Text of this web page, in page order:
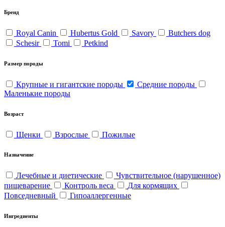
Бренд
Royal Canin Hubertus Gold Savory
Butchers dog
Schesir
Tomi Petkind
Размер породы
Крупные и гигантские породы
Средние породы
Маленькие породы
Возраст
Щенки Взрослые Пожилые
Назначение
Лечебные и диетические
Чувствительное (нарушенное)
пищеварение
Контроль веса
Для кормящих
Повседневный
Гипоаллергенные
Ингредиенты